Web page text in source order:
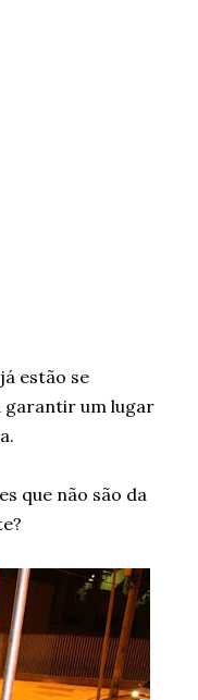
estão se
garantir um lugar
que não são da